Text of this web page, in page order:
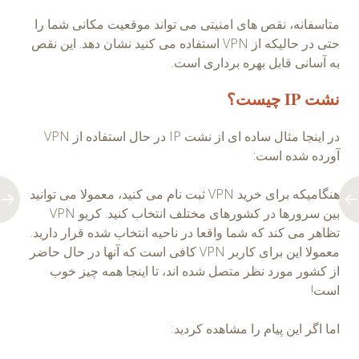
متاسفانه، نقص های امنیتی می تواند موقعیت مکانی شما را
حتی در حالیکه از VPN استفاده می کنید نشان دهد. این نقص
به آسانی قابل بهره برداری است.
نشت IPچیست؟
در اینجا مثال ساده ای از نشت IP در حال استفاده از VPN
آورده شده است:
هنگامیکه برای خرید VPN ثبت نام می کنید، معمولا می توانید
بین سرورها در کشورهای مختلف انتخاب کنید. کریو VPN
تظاهر می کند که شما واقعا در ناحیه انتخاب شده قرار دارید.
معمولا این برای کاربر VPN کافی است که آنها در حال حاضر
از کشور مورد نظر متصل شده اند، تا اینجا همه چیز خوب
است!
اما اگر این پیام را مشاهده کردید: